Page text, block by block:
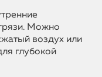
Можно
воздух или
глубокой